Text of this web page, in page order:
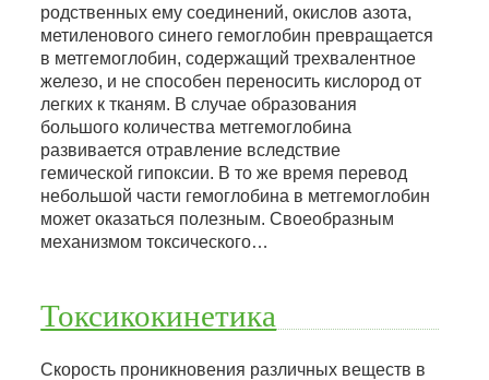
родственных ему соединений, окислов азота,
метиленового синего гемоглобин превращается
в метгемоглобин, содержащий трехвалентное
железо, и не способен переносить кислород от
легких к тканям. В случае образования
большого количества метгемоглобина
развивается отравление вследствие
гемической гипоксии. В то же время перевод
небольшой части гемоглобина в метгемоглобин
может оказаться полезным. Своеобразным
механизмом токсического…
Токсикокинетика
Скорость проникновения различных веществ в